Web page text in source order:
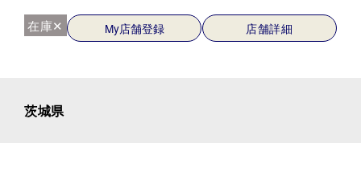
在庫✕ My店舗登録 店舗詳細
茨城県